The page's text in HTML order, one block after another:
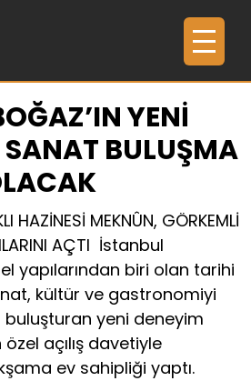
YENİ
SANAT BULUŞMA
HAZİNESİ MEKNÛN, GÖRKEMLİ
AÇTI İstanbul
yapılarından biri olan tarihi
kültür ve gastronomiyi
buluşturan yeni deneyim
özel açılış davetiyle
ev sahipliği yaptı.